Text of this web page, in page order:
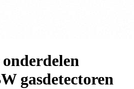
gasdetectoren